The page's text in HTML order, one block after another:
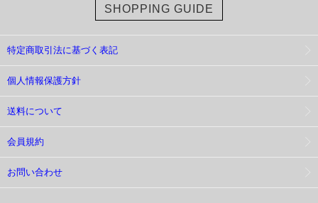
SHOPPING GUIDE
特定商取引法に基づく表記
個人情報保護方針
送料について
会員規約
お問い合わせ